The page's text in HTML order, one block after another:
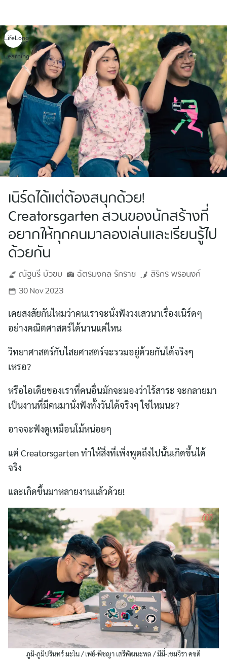
content
LifeLong
Learning
เนิร์ดได้แต่ต้องสนุกด้วย!
Creatorsgarten สวนของนักสร้างที่
อยากให้ทุกคนมาลองเล่นและเรียนรู้ไป
ด้วยกัน
ณัฐนรีบัวขม ฉัตรมงคลรักราช สิริกรพรอนงค์
30 Nov 2023
เคยสงสัยกันไหมว่าคนเราจะนั่งฟังวงเสวนาเรื่องเนิร์ดๆ
อย่างคณิตศาสตร์ได้นานแค่ไหน
วิทยาศาสตร์กับไสยศาสตร์จะรวมอยู่ด้วยกันได้จริงๆ
เหรอ?
หรือไอเดียของเราที่คนอื่นมักจะมองว่าไร้สาระ จะกลายมา
เป็นงานที่มีคนมานั่งฟังทั้งวันได้จริงๆ ใช่ไหมนะ?
อาจจะฟังดูเหมือนโม้หน่อยๆ
แต่ Creatorsgarten ทำให้สิ่งที่เพิ่งพูดถึงไปนั้นเกิดขึ้นได้
จริง
และเกิดขึ้นมาหลายงานแล้วด้วย!
ภูมิ-ภูมิปรินทร์ มะโน / เฟย์-พิชญา เสรีพัฒนะพล / มีมี่-เขมจิรา คชดี